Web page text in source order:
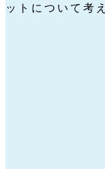
ットについて考